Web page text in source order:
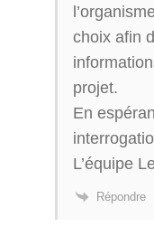
choix afin
projet.
En
L’équipe
Répondre